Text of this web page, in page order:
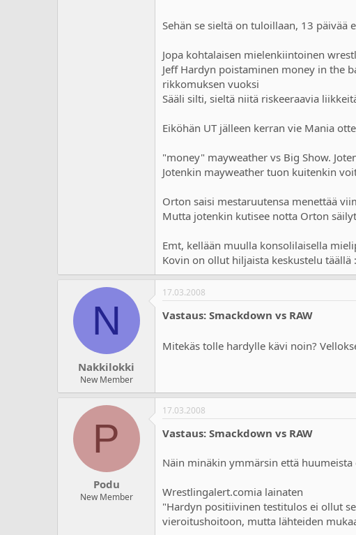
Sehän se sieltä on tuloillaan, 13 päivää
Jopa kohtalaisen mielenkiintoinen
Jeff Hardyn poistaminen money in the
rikkomuksen vuoksi
Sääli silti, sieltä niitä riskeeraavia
Eiköhän UT jälleen kerran vie Mania
"money" mayweather vs Big Show.
Jotenkin mayweather tuon kuitenkin
Orton saisi mestaruutensa menettää
Mutta jotenkin kutisee notta Orton
Emt, kellään muulla konsolilaisella
Kovin on ollut hiljaista keskustelu täällä
N
Nakkilokki
New Member
17.03.2008
Vastaus: Smackdown vs RAW
Mitekäs tolle hardylle kävi noin?
P
Podu
New Member
17.03.2008
Vastaus: Smackdown vs RAW
Näin minäkin ymmärsin että huumeista
Wrestlingalert.comia lainaten
"Hardyn positiivinen testitulos ei ollut
vieroitushoitoon, mutta lähteiden